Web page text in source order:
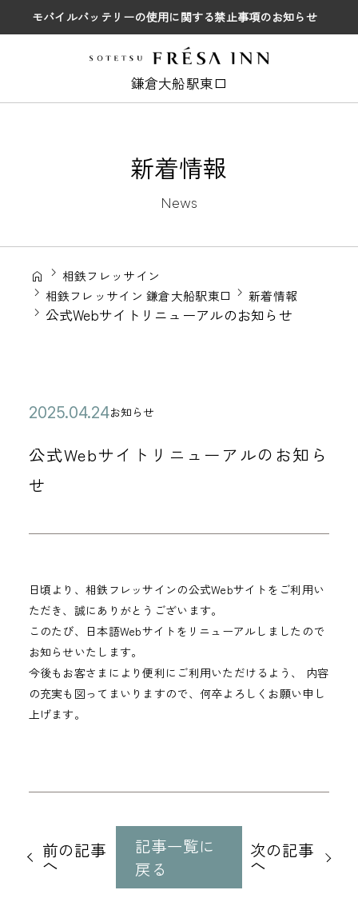
モバイルバッテリーの使用に関する禁止事項のお知らせ
鎌倉大船駅東口
新着情報
News
相鉄フレッサイン
相鉄フレッサイン 鎌倉大船駅東口
新着情報
公式Webサイトリニューアルのお知らせ
公式Webサイトリニューアルのお知ら
せ
公
日
2
2
5
2
4
カ
テ
ゴ
リ
お知らせ
日頃より、相鉄フレッサインの公式Webサイトをご利用い
ただき、誠にありがとうございます。
このたび、日本語Webサイトをリニューアルしましたので
お知らせいたします。
今後もお客さまにより便利にご利用いただけるよう、 内容
の充実も図ってまいりますので、何卒よろしくお願い申し
上げます。
記
事
前の記事
へ
記事一覧に
戻る
次の記事
へ